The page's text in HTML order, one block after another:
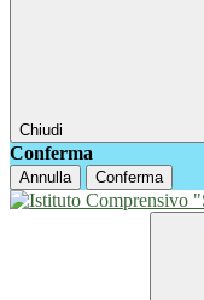
Chiudi
Conferma
Annulla Conferma